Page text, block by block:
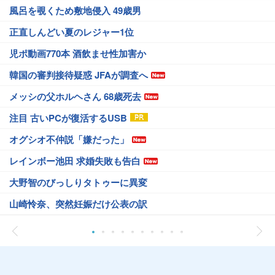
風呂を覗くため敷地侵入 49歳男
正直しんどい夏のレジャー1位
児ポ動画770本 酒飲ませ性加害か
韓国の審判接待疑惑 JFAが調査へ
メッシの父ホルヘさん 68歳死去
注目 古いPCが復活するUSB
オグシオ不仲説「嫌だった」
レインボー池田 求婚失敗も告白
大野智のびっしりタトゥーに異変
山崎怜奈、突然妊娠だけ公表の訳